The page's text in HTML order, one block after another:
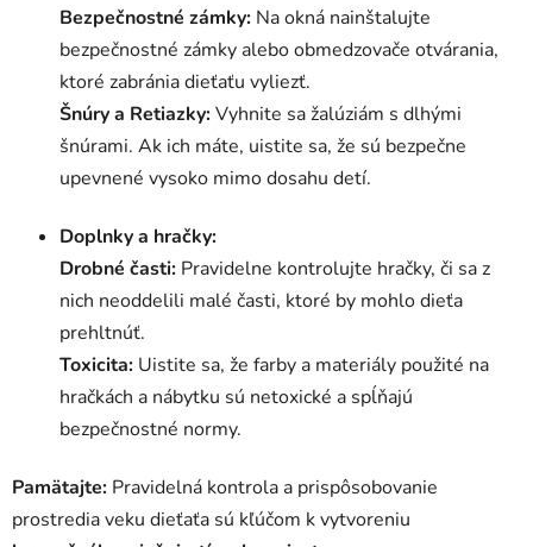
Bezpečnostné zámky: Na okná nainštalujte
bezpečnostné zámky alebo obmedzovače otvárania,
ktoré zabránia dieťaťu vyliezť.
Šnúry a Retiazky:Vyhnite sa žalúziám s dlhými
šnúrami. Ak ich máte, uistite sa, že sú bezpečne
upevnené vysoko mimo dosahu detí.
Doplnky a hračky:
Drobné časti: Pravidelne kontrolujte hračky, či sa z
nich neoddelili malé časti, ktoré by mohlo dieťa
prehltnúť.
Toxicita: Uistite sa, že farby a materiály použité na
hračkách a nábytku sú netoxické a spĺňajú
bezpečnostné normy.
Pamätajte: Pravidelná kontrola a prispôsobovanie
prostredia veku dieťaťa sú kľúčom k vytvoreniu